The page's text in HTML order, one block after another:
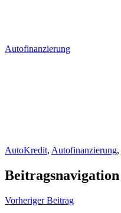
Autofinanzierung
AutoKredit, Autofinanzierung,
Beitragsnavigation
Vorheriger Beitrag